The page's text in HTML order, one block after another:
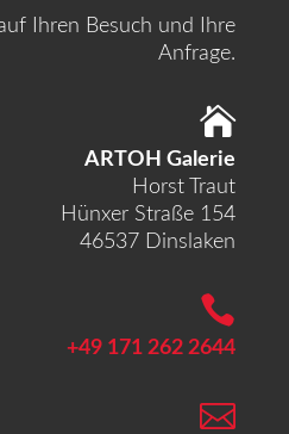
Ihren Besuch und Ihre
Anfrage.

ARTOH Galerie
Horst Traut
Hünxer Straße 154
46537 Dinslaken

+49 171 262 2644
